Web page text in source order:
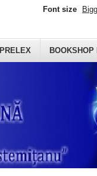
PRELEX BOOKSHOP
Font size